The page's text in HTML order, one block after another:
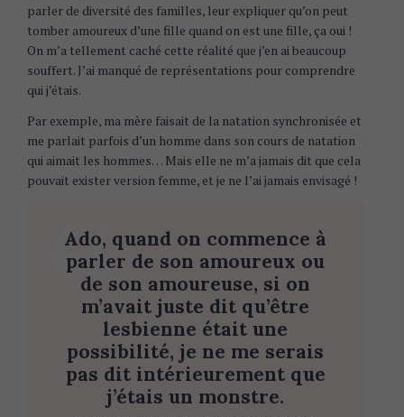
parler de diversité des familles, leur expliquer qu’on peut
tomber amoureux d’une fille quand on est une fille, ça oui !
On m’a tellement caché cette réalité que j’en ai beaucoup
souffert. J’ai manqué de représentations pour comprendre
qui j’étais.
Par exemple, ma mère faisait de la natation synchronisée et
me parlait parfois d’un homme dans son cours de natation
qui aimait les hommes… Mais elle ne m’a jamais dit que cela
pouvait exister version femme, et je ne l’ai jamais envisagé !
Ado, quand on commence à
parler de son amoureux ou
de son amoureuse, si on
m’avait juste dit qu’être
lesbienne était une
possibilité, je ne me serais
pas dit intérieurement que
j’étais un monstre.